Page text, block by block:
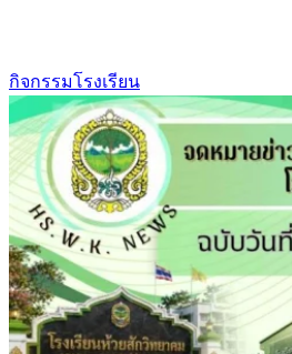
กิจกรรมโรงเรียน